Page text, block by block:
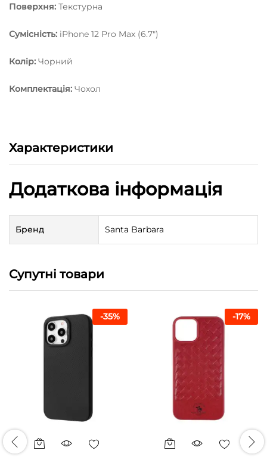
Поверхня: Текстурна
Сумісність: iPhone 12 Pro Max (6.7″)
Колір: Чорний
Комплектація: Чохол
Характеристики
Додаткова інформація
Бренд Santa Barbara
Супутні товари
-35% -17%